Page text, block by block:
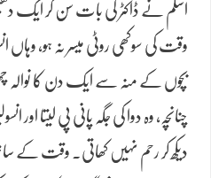
اسلم نے ڈاکٹر کی بات سن کر ایک
وقت کی سوکھی روٹی میسر نہ ہو،
بچوں کے منہ سے ایک دن کا نوالہ
چنانچہ، وہ دوا کی جگہ پانی پی
دیکھ کر رحم نہیں کھاتی۔ وقت کے